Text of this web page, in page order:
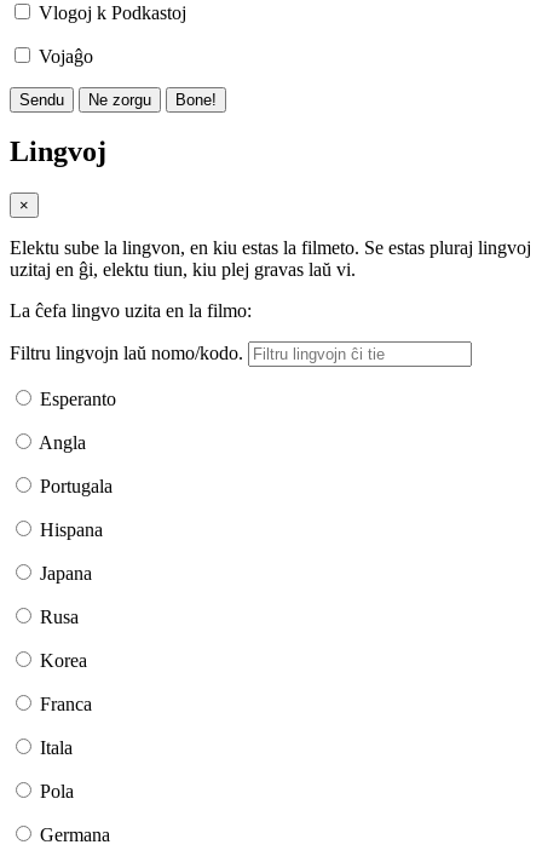
Vlogoj k Podkastoj
Vojaĝo
Sendu Ne zorgu Bone!
Lingvoj
×
Elektu sube la lingvon, en kiu estas la filmeto. Se estas pluraj lingvoj
uzitaj en ĝi, elektu tiun, kiu plej gravas laŭ vi.
La ĉefa lingvo uzita en la filmo:
Filtru lingvojn laŭ nomo/kodo.
Esperanto
Angla
Portugala
Hispana
Japana
Rusa
Korea
Franca
Itala
Pola
Germana